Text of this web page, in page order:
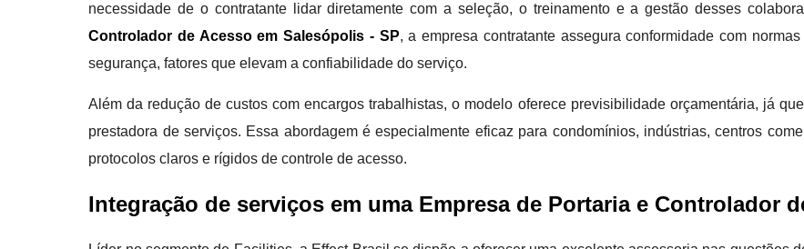
necessidade de o contratante lidar diretamente com a seleção, o treinamento e a gestão desses
Controlador de Acesso em Salesópolis - SP, a empresa contratante assegura conformidade com
segurança, fatores que elevam a confiabilidade do serviço.
Além da redução de custos com encargos trabalhistas, o modelo oferece previsibilidade orçamentária, já
prestadora de serviços. Essa abordagem é especialmente eficaz para condomínios, indústrias, centros
protocolos claros e rígidos de controle de acesso.
Integração de serviços em uma Empresa de Portaria e Controlador